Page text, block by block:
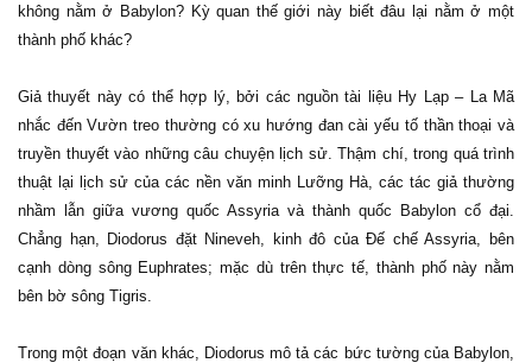
không nằm ở Babylon? Kỳ quan thế giới này biết đâu lại nằm ở một
thành phố khác?
Giả thuyết này có thể hợp lý, bởi các nguồn tài liệu Hy Lạp – La Mã
nhắc đến Vườn treo thường có xu hướng đan cài yếu tố thần thoại và
truyền thuyết vào những câu chuyện lịch sử. Thậm chí, trong quá trình
thuật lại lịch sử của các nền văn minh Lưỡng Hà, các tác giả thường
nhầm lẫn giữa vương quốc Assyria và thành quốc Babylon cổ đại.
Chẳng hạn, Diodorus đặt Nineveh, kinh đô của Đế chế Assyria, bên
cạnh dòng sông Euphrates; mặc dù trên thực tế, thành phố này nằm
bên bờ sông Tigris.
Trong một đoạn văn khác, Diodorus mô tả các bức tường của Babylon,